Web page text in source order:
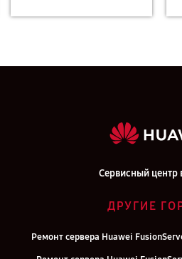
Сервисный центр
ДРУГИЕ
Ремонт сервера Huawei